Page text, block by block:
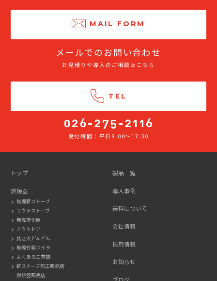
MAIL FORM
メールでのお問い合わせ
お見積りや導入のご相談はこちら
TEL
受付時間：平日9:00～17:30
トップ
燃焼器
無煙薪ストーブ
サウナストーブ
無煙炭化器
アウトドア
焚き火どんどん
無煙竹薪ボイラ
よくあるご質問
薪ストーブ施工販売店
燃焼器販売店
製品一覧
導入事例
送料について
会社情報
採用情報
お知らせ